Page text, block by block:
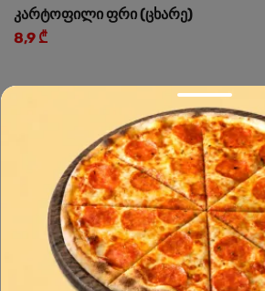
კარტოფილი ფრი (ცხარე)
8,9 ₾
კარტოფილი გლეხურად